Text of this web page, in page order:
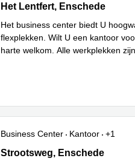
het Lentfert 51, Enschede
Het Lentfert, Enschede
Het business center biedt U
flexplekken. Wilt U een kantoor
harte welkom. Alle werkplekken
Business Center Kantoor +1
Strootsweg 22, Enschede
Strootsweg, Enschede